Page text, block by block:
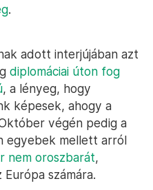
.
adott interjújában azt
diplomáciai úton fog
, a lényeg, hogy
képesek, ahogy a
végén pedig a
egyebek mellett arról
nem oroszbarát,
számára.